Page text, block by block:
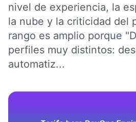
nivel de experiencia, la
la nube y la criticidad del
rango es amplio porque
perfiles muy distintos:
automatiz...